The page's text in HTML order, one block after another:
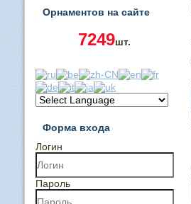
Орнаментов на сайте
7249шт.
Форма входа
Логин
Пароль